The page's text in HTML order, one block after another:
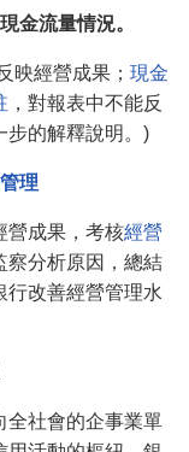
金流量情況。
映經營成果； 現金
，對報表中不能反
步的解釋說明。)
理
成果，考核經營
察分析原因，總結
行改善經營管理水
全社會的企事業單